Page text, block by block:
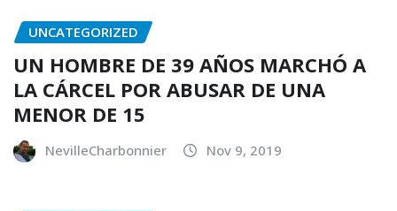
UNCATEGORIZED
UN HOMBRE DE 39 AÑOS MARCHÓ A
LA CÁRCEL POR ABUSAR DE UNA
MENOR DE 15
NevilleCharbonnier Nov 9, 2019